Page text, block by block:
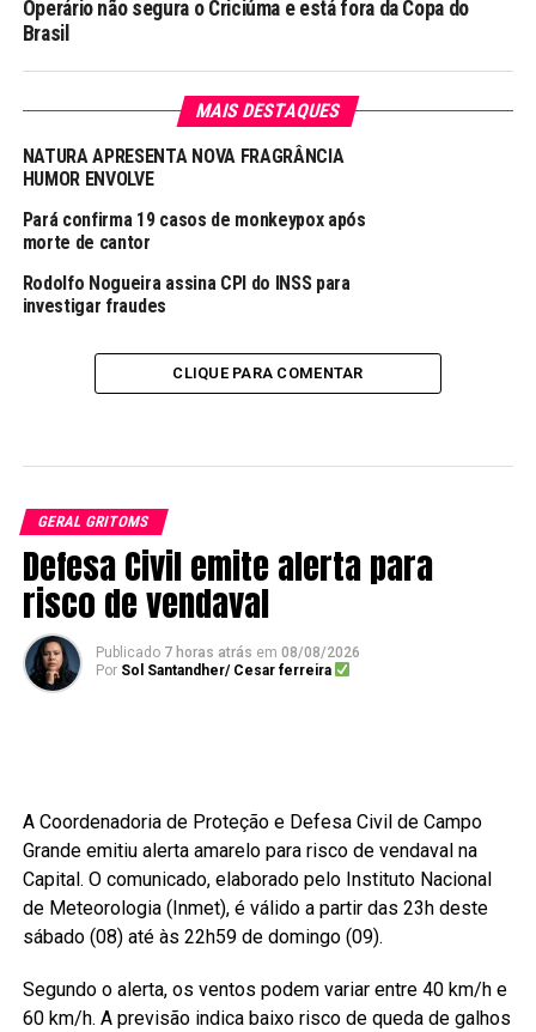
Operário não segura o Criciúma e está fora da Copa do
Brasil
MAIS DESTAQUES
NATURA APRESENTA NOVA FRAGRÂNCIA
HUMOR ENVOLVE
Pará confirma 19 casos de monkeypox após
morte de cantor
Rodolfo Nogueira assina CPI do INSS para
investigar fraudes
CLIQUE PARA COMENTAR
GERAL GRITOMS
Defesa Civil emite alerta para
risco de vendaval
Publicado 7 horas atrás em 08/08/2026
Por Sol Santandher/ Cesar ferreira
A Coordenadoria de Proteção e Defesa Civil de Campo
Grande emitiu alerta amarelo para risco de vendaval na
Capital. O comunicado, elaborado pelo Instituto Nacional
de Meteorologia (Inmet), é válido a partir das 23h deste
sábado (08) até às 22h59 de domingo (09).
Segundo o alerta, os ventos podem variar entre 40 km/h e
60 km/h. A previsão indica baixo risco de queda de galhos